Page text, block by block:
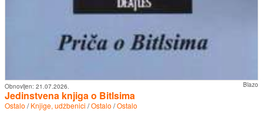
Blazo
Obnovljen: 21.07.2026.
Jedinstvena knjiga o Bitlsima
Ostalo /Knjige, udžbenici /Ostalo /Ostalo